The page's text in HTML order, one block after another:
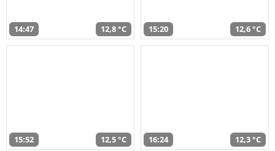
14:47 12,8 °C 15:20 12,6 °C
15:52 12,5 °C 16:24 12,3 °C